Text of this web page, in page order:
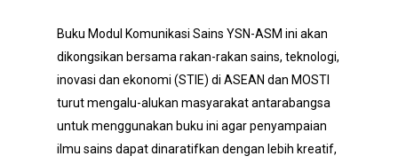
Buku Modul Komunikasi Sains YSN-ASM ini akan
dikongsikan bersama rakan-rakan sains, teknologi,
inovasi dan ekonomi (STIE) di ASEAN dan MOSTI
turut mengalu-alukan masyarakat antarabangsa
untuk menggunakan buku ini agar penyampaian
ilmu sains dapat dinaratifkan dengan lebih kreatif,